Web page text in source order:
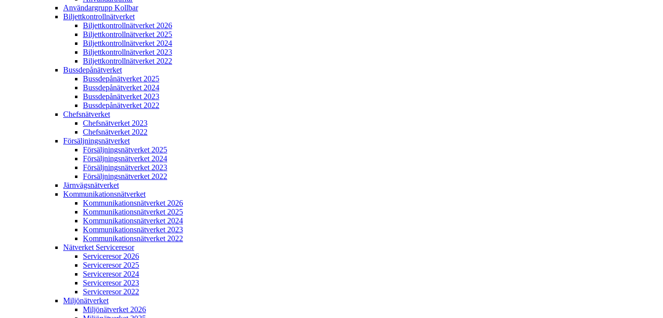
Användargrupp Kollbar
Biljettkontroll­nätverket
Biljettkontroll­nätverket 2026
Biljettkontroll­nätverket 2025
Biljettkontroll­nätverket 2024
Biljettkontroll­nätverket 2023
Biljettkontroll­nätverket 2022
Bussdepå­nätverket
Bussdepå­nätverket 2025
Bussdepå­nätverket 2024
Bussdepå­nätverket 2023
Bussdepå­nätverket 2022
Chefs­nätverket
Chefs­nätverket 2023
Chefs­nätverket 2022
Försäljnings­nätverket
Försäljnings­nätverket 2025
Försäljnings­nätverket 2024
Försäljnings­nätverket 2023
Försäljnings­nätverket 2022
Järnvägs­nätverket
Kommunikations­nätverket
Kommunikations­nätverket 2026
Kommunikations­nätverket 2025
Kommunikations­nätverket 2024
Kommunikations­nätverket 2023
Kommunikations­nätverket 2022
Nätverket Serviceresor
Serviceresor 2026
Serviceresor 2025
Serviceresor 2024
Serviceresor 2023
Serviceresor 2022
Miljö­nätverket
Miljö­nätverket 2026